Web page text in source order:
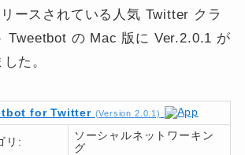
ースされている人気 Twitter クラ
Tweetbot の Mac 版に Ver.2.0.1 が
た。
for Twitter (Version 2.0.1)
リ:
ソーシャルネットワーキン
グ